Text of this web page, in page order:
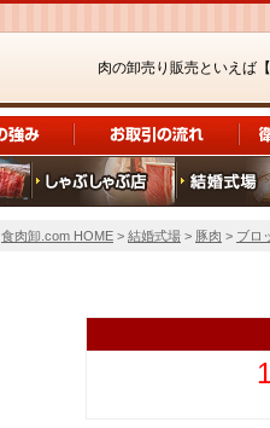
肉の卸売り販売といえば【
食肉卸.com HOME > 結婚式場 > 豚肉 > ブロ